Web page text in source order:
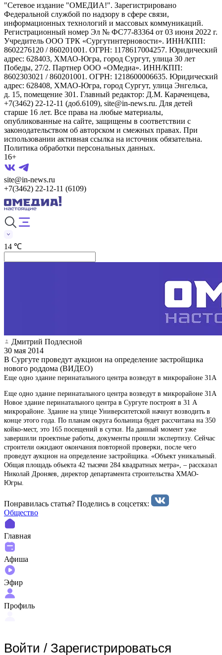
"Сетевое издание "ОМЕДИА!". Зарегистрировано
Федеральной службой по надзору в сфере связи,
информационных технологий и массовых коммуникаций.
Регистрационный номер Эл № ФС77-83364 от 03 июня 2022 г.
Учредитель ООО ТРК «Сургутинтерновости». ИНН/КПП:
8602276120 / 860201001. ОГРН: 1178617004257. Юридический
адрес: 628403, ХМАО-Югра, город Сургут, улица 30 лет
Победы, 27/2. Партнер ООО «ОМедиа». ИНН/КПП:
8602303021 / 860201001. ОГРН: 1218600006635. Юридический
адрес: 628408, ХМАО-Югра, город Сургут, улица Энгельса,
д. 15, помещение 301. Главный редактор: Д.М. Караченцева,
+7(3462) 22-12-11 (доб.6109), site@in-news.ru. Для детей
старше 16 лет. Все права на любые материалы,
опубликованные на сайте, защищены в соответствии с
законодательством об авторском и смежных правах. При
использовании активная ссылка на источник обязательна.
Политика обработки персональных данных.
16+
site@in-news.ru
+7(3462) 22-12-11 (6109)
14 ℃
Дмитрий Подлесной
30 мая 2014
В Сургуте проведут аукцион на определение застройщика
нового роддома (ВИДЕО)
Еще одно здание перинатального центра возведут в микрорайоне 31А
Еще одно здание перинатального центра возведут в микрорайоне 31А
Новое здание перинатального центра в Сургуте построят в 31 А
микрорайоне. Здание на улице Университетской начнут возводить в
конце этого года. По планам округа больница будет рассчитана на 350
койко-мест, это 165 посещений в сутки. На данный момент уже
завершили проектные работы, документы прошли экспертизу. Сейчас
строители ожидают окончания повторной проверки, после чего
проведут аукцион на определение застройщика. «Объект уникальный.
Общая площадь объекта 42 тысячи 284 квадратных метра», – рассказал
Николай Дроняев, директор департамента строительства ХМАО-
Югры.
Понравилась статья? Поделиcь в соцсетях:
Общество
Главная
Афиша
Эфир
Профиль
Войти / Зарегистрироваться